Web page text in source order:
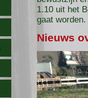
1.10 uit het
gaat worden.
Nieuws